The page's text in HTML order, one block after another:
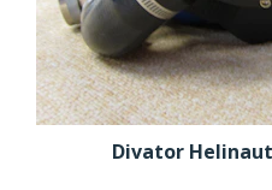
Divator Helinaut